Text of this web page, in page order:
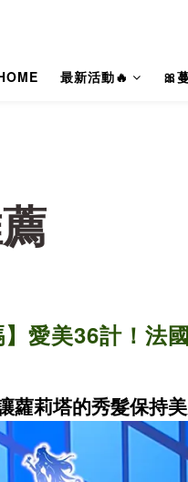
最新活動🔥 🎀
】 愛美36計！法
蘿莉塔的秀髮保持美